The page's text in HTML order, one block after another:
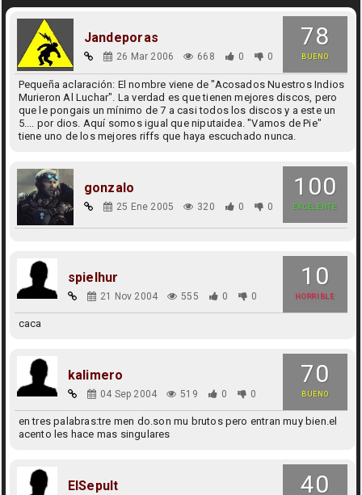
78
BUENO
Jandeporas
26 Mar 2006 668 0 0
Pequeña aclaración: El nombre viene de "Acosados Nuestros Indios
Murieron Al Luchar". La verdad es que tienen mejores discos, pero
que le pongais un mínimo de 7 a casi todos los discos y a este un
5.... por dios. Aquí somos igual que niputaidea. "Vamos de Pie"
tiene uno de los mejores riffs que haya escuchado nunca.
100
EXCELENTE
gonzalo
25 Ene 2005 320 0 0
10
HORRIBLE
spielhur
21 Nov 2004 555 0 0
caca
70
BUENO
kalimero
04 Sep 2004 519 0 0
en tres palabras:tre men do.son mu brutos pero entran muy bien.el
acento les hace mas singulares
40
ElSepult